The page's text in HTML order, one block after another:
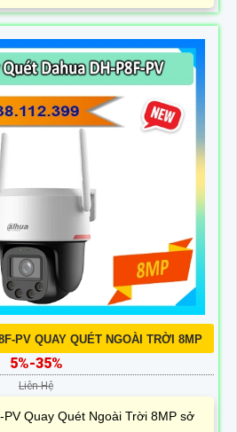
PV QUAY QUÉT NGOÀI TRỜI 8MP
5%-35%
Liên Hệ
Quay Quét Ngoài Trời 8MP sở